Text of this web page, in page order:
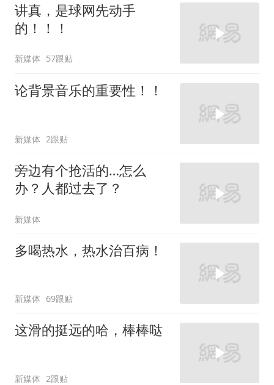
讲真，是球网先动手
的！！！
新媒体 57跟贴
论背景音乐的重要性！！
新媒体 2跟贴
旁边有个抢活的…怎么
办？人都过去了？
新媒体
多喝热水，热水治百病！
新媒体 69跟贴
这滑的挺远的哈，棒棒哒
新媒体 2跟贴